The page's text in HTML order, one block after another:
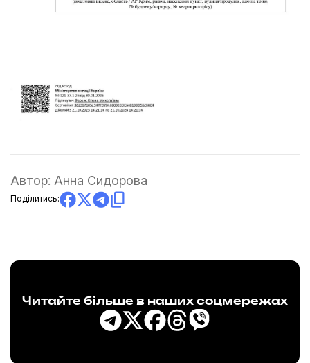
Автор: Анна Сидорова
Поділитись:
Читайте більше в наших соцмережах